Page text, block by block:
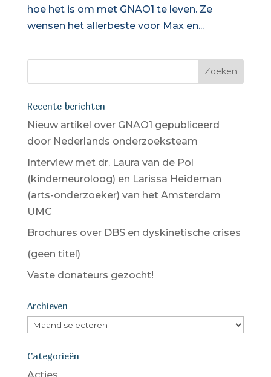
hoe het is om met GNAO1 te leven. Ze
wensen het allerbeste voor Max en...
Recente berichten
Nieuw artikel over GNAO1 gepubliceerd
door Nederlands onderzoeksteam
Interview met dr. Laura van de Pol
(kinderneuroloog) en Larissa Heideman
(arts-onderzoeker) van het Amsterdam
UMC
Brochures over DBS en dyskinetische crises
(geen titel)
Vaste donateurs gezocht!
Archieven
Archieven
Categorieën